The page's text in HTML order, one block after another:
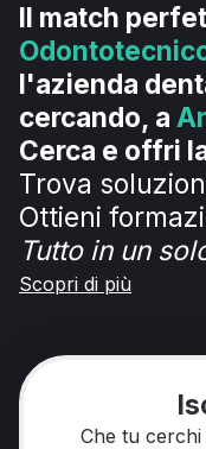
Il match
l'azienda
cercando, a
Cerca e offri
Trova
Ottieni
Tutto in un
Scopri di più
Che tu